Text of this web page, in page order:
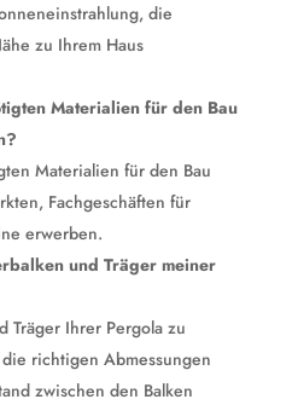
die
zu Ihrem Haus
Materialien für den Bau
Materialien für den Bau
Fachgeschäften für
erwerben.
und Träger meiner
Träger Ihrer Pergola zu
richtigen Abmessungen
zwischen den Balken